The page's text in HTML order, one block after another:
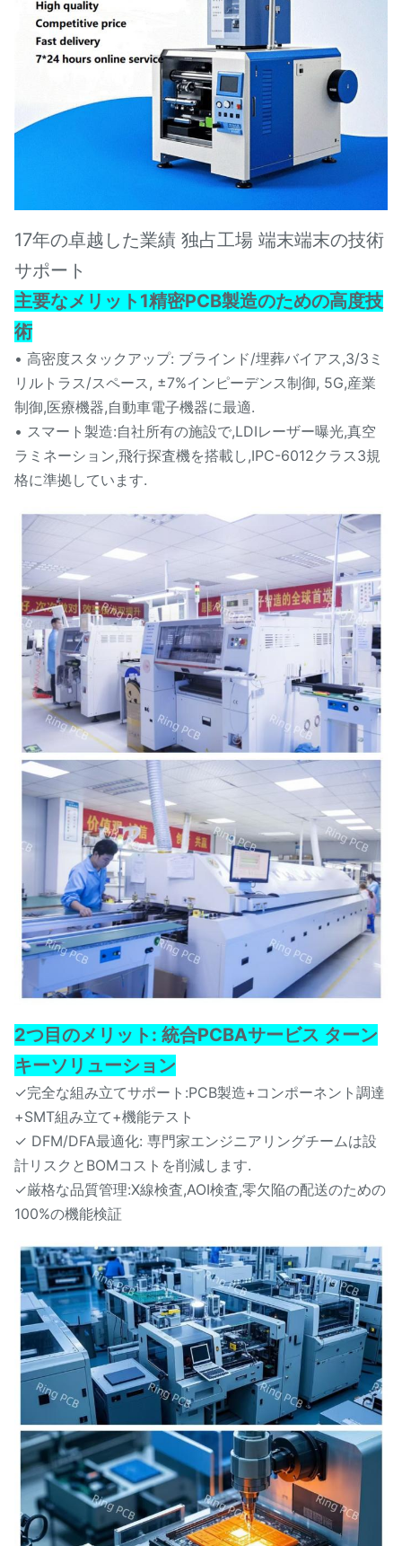
17年の卓越した業績 独占工場 端末端末の技術
サポート
主要なメリット 1精密PCB製造のための高度技
術
• 高密度スタックアップ: ブラインド/埋葬バイアス,3/3ミ
リルトラス/スペース, ±7%インピーデンス制御, 5G,産業
制御,医療機器,自動車電子機器に最適.
• スマート製造:自社所有の施設で,LDIレーザー曝光,真空
ラミネーション,飛行探査機を搭載し,IPC-6012クラス3規
格に準拠しています.
2つ目のメリット: 統合PCBAサービス ターン
キーソリューション
✓完全な組み立てサポート:PCB製造+コンポーネント調達
+SMT組み立て+機能テスト
✓ DFM/DFA最適化: 専門家エンジニアリングチームは設
計リスクとBOMコストを削減します.
✓厳格な品質管理:X線検査,AOI検査,零欠陥の配送のための
100%の機能検証